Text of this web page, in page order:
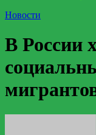
Новости
В России